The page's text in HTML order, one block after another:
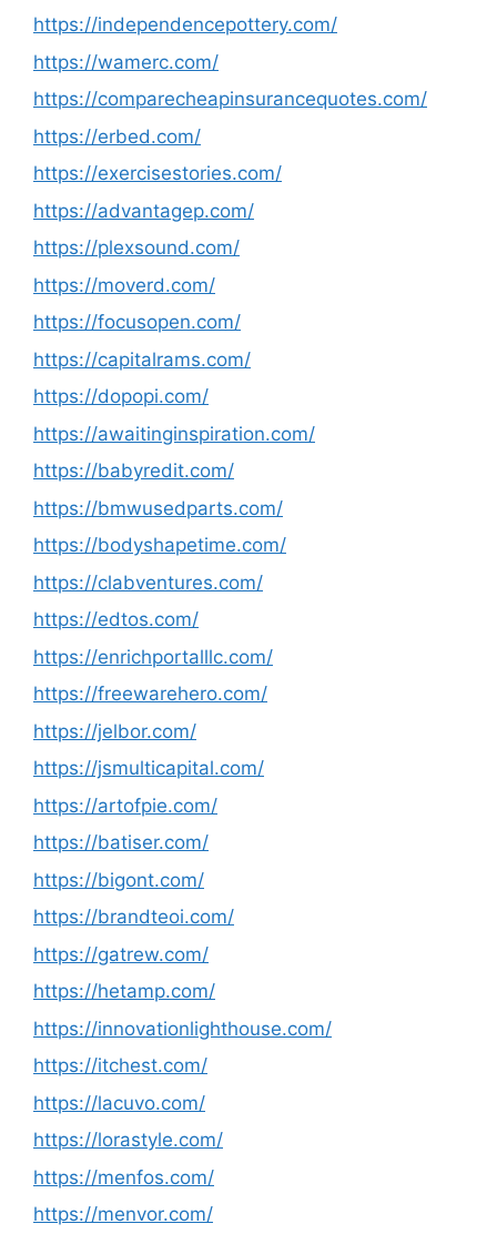
https://independencepottery.com/
https://wamerc.com/
https://comparecheapinsurancequotes.com/
https://erbed.com/
https://exercisestories.com/
https://advantagep.com/
https://plexsound.com/
https://moverd.com/
https://focusopen.com/
https://capitalrams.com/
https://dopopi.com/
https://awaitinginspiration.com/
https://babyredit.com/
https://bmwusedparts.com/
https://bodyshapetime.com/
https://clabventures.com/
https://edtos.com/
https://enrichportalllc.com/
https://freewarehero.com/
https://jelbor.com/
https://jsmulticapital.com/
https://artofpie.com/
https://batiser.com/
https://bigont.com/
https://brandteoi.com/
https://gatrew.com/
https://hetamp.com/
https://innovationlighthouse.com/
https://itchest.com/
https://lacuvo.com/
https://lorastyle.com/
https://menfos.com/
https://menvor.com/